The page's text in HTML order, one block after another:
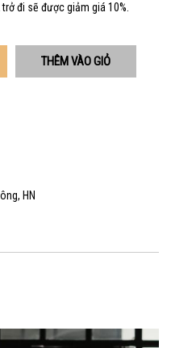
đi sẽ được giảm giá 10%.
HN